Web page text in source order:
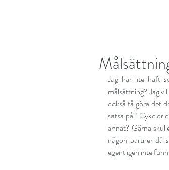
Jag har lite haft
målsättning? Jag
också få göra det
satsa på?
annat? Gärna
någon partner då
egentligen inte